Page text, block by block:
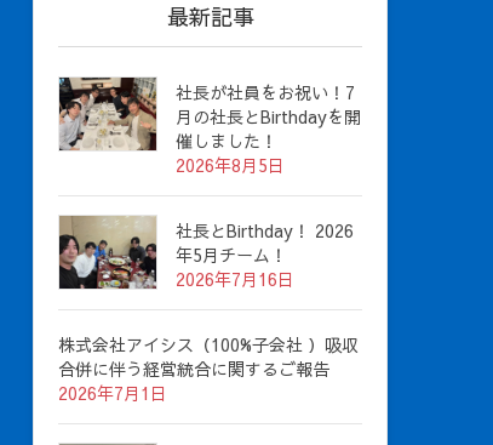
最新記事
社長が社員をお祝い！7
月の社長とBirthdayを開
催しました！
2026年8月5日
社長とBirthday！ 2026
年5月チーム！
2026年7月16日
株式会社アイシス（100%子会社 ）吸収
合併に伴う経営統合に関するご報告
2026年7月1日